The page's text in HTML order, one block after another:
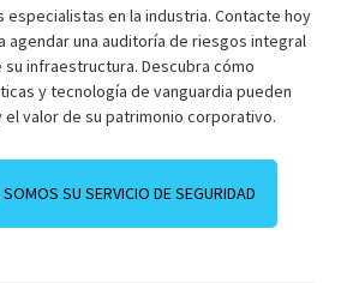
en la industria. Contacte hoy
agendar una auditoría de riesgos integral
su infraestructura. Descubra cómo
y tecnología de vanguardia pueden
valor de su patrimonio corporativo.
SU SERVICIO DE SEGURIDAD